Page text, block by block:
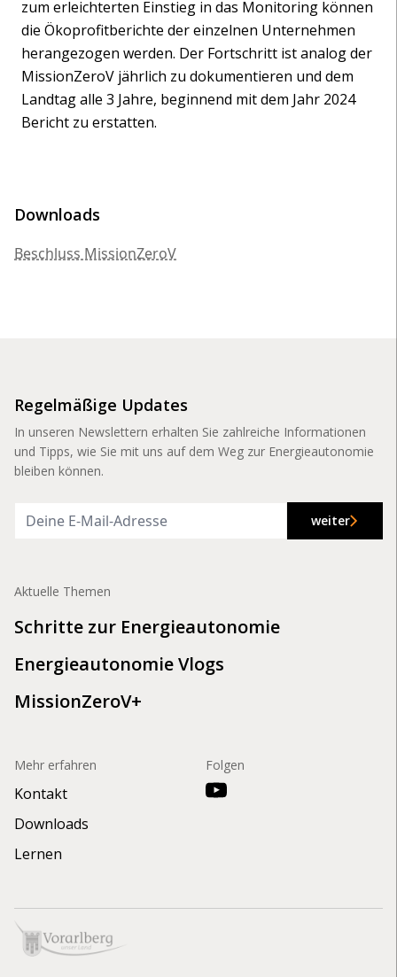
zum erleichterten Einstieg in das Monitoring können
die Ökoprofitberichte der einzelnen Unternehmen
herangezogen werden. Der Fortschritt ist analog der
MissionZeroV jährlich zu dokumentieren und dem
Landtag alle 3 Jahre, beginnend mit dem Jahr 2024
Bericht zu erstatten.
Downloads
Beschluss MissionZeroV
Regelmäßige Updates
In unseren Newslettern erhalten Sie zahlreiche Informationen
und Tipps, wie Sie mit uns auf dem Weg zur Energieautonomie
bleiben können.
weiter
Aktuelle Themen
Schritte zur Energieautonomie
Energieautonomie Vlogs
MissionZeroV+
Mehr erfahren
Kontakt
Downloads
Lernen
Folgen